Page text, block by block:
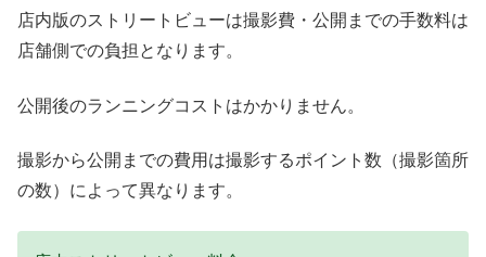
店内版のストリートビューは撮影費・公開までの手数料は
店舗側での負担となります。
公開後のランニングコストはかかりません。
撮影から公開までの費用は撮影するポイント数（撮影箇所
の数）によって異なります。